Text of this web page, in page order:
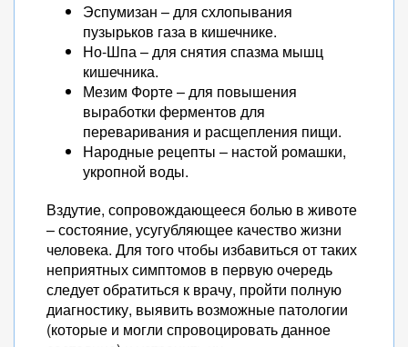
Эспумизан – для схлопывания
пузырьков газа в кишечнике.
Но-Шпа – для снятия спазма мышц
кишечника.
Мезим Форте – для повышения
выработки ферментов для
переваривания и расщепления пищи.
Народные рецепты – настой ромашки,
укропной воды.
Вздутие, сопровождающееся болью в животе
– состояние, усугубляющее качество жизни
человека. Для того чтобы избавиться от таких
неприятных симптомов в первую очередь
следует обратиться к врачу, пройти полную
диагностику, выявить возможные патологии
(которые и могли спровоцировать данное